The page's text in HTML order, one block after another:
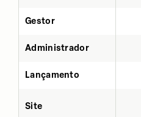
Gestor
Administrador
Lançamento
Site